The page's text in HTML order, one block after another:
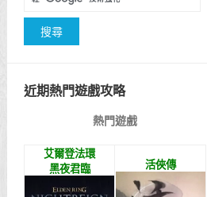
近期熱門遊戲攻略
熱門遊戲
艾爾登法環
黑夜君臨
活俠傳